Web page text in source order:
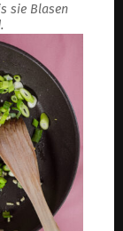
sie Blasen